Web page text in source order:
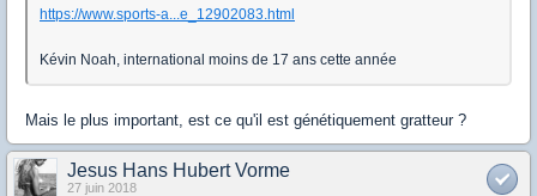
https://www.sports-a...e_12902083.html
Kévin Noah, international moins de 17 ans cette année
Mais le plus important, est ce qu'il est génétiquement gratteur ?
Jesus Hans Hubert Vorme
27 juin 2018